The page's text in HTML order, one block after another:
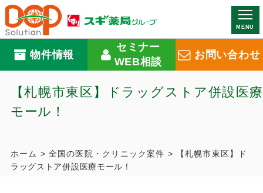
MENU
物件情報
セミナー
WEB相談
お問い合わせ
【札幌市東区】ドラッグストア併設医療
モール！
ホーム > 全国の医院・クリニック案件 >
【札幌市東区】ド
ラッグストア併設医療モール！